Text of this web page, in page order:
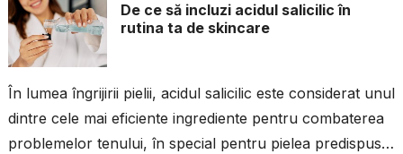
De ce să incluzi acidul salicilic în
rutina ta de skincare
În lumea îngrijirii pielii, acidul salicilic este considerat unul
dintre cele mai eficiente ingrediente pentru combaterea
problemelor tenului, în special pentru pielea predispusă